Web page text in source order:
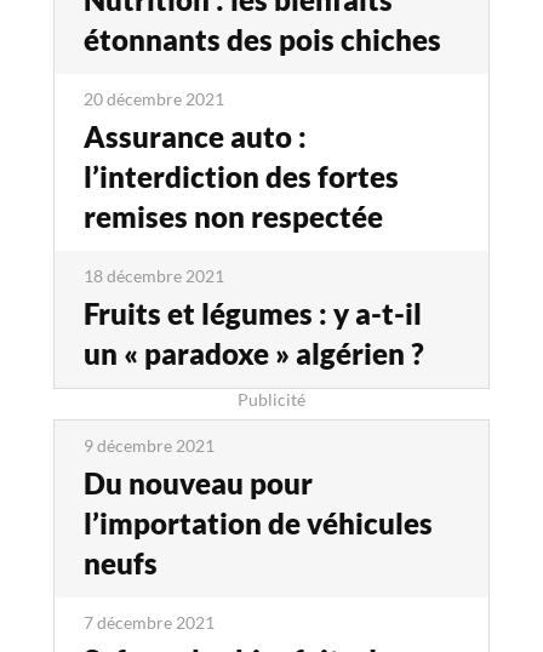
étonnants des pois chiches
20 décembre 2021
Assurance auto :
l’interdiction des fortes
remises non respectée
18 décembre 2021
Fruits et légumes : y a-t-il
un « paradoxe » algérien ?
Publicité
9 décembre 2021
Du nouveau pour
l’importation de véhicules
neufs
7 décembre 2021